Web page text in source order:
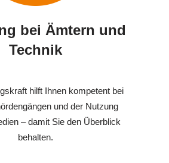
bei Ämtern und
Technik
hilft Ihnen kompetent bei
und der Nutzung
– damit Sie den Überblick
behalten.